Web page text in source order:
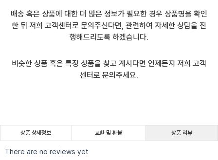
배송 혹은 상품에 대한 더 많은 정보가 필요한 경우 상품명을 확인
한 뒤 저희 고객센터로 문의주신다면, 관련하여 자세한 상담을 진
행해드리도록 하겠습니다.
비슷한 상품 혹은 특정 상품을 찾고 계시다면 언제든지 저희 고객
센터로 문의주세요.
상품 상세정보 교환 및 환불 상품 리뷰
There are no reviews yet